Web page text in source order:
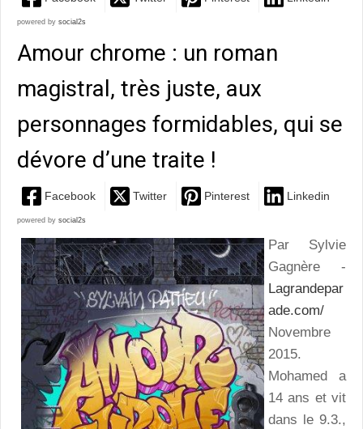
powered by social2s
Amour chrome : un roman
magistral, très juste, aux
personnages formidables, qui se
dévore d’une traite !
Facebook Twitter Pinterest Linkedin
powered by social2s
Par Sylvie
Gagnère -
Lagrandepar
ade.com/
Novembre
2015.
Mohamed a
14 ans et vit
dans le 9.3.,